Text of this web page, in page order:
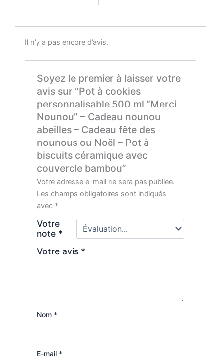
Il n’y a pas encore d’avis.
Soyez le premier à laisser votre
avis sur “Pot à cookies
personnalisable 500 ml “Merci
Nounou” – Cadeau nounou
abeilles – Cadeau fête des
nounous ou Noël – Pot à
biscuits céramique avec
couvercle bambou”
Votre adresse e-mail ne sera pas publiée.
Les champs obligatoires sont indiqués
avec *
Votre
note *
Votre avis *
Nom *
E-mail *